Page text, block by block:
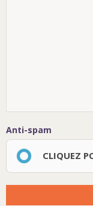
Anti-spam
CLIQUEZ